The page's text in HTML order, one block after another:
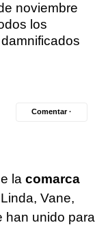
noviembre
los
Comentar ·
la comarca
Vane,
han unido para